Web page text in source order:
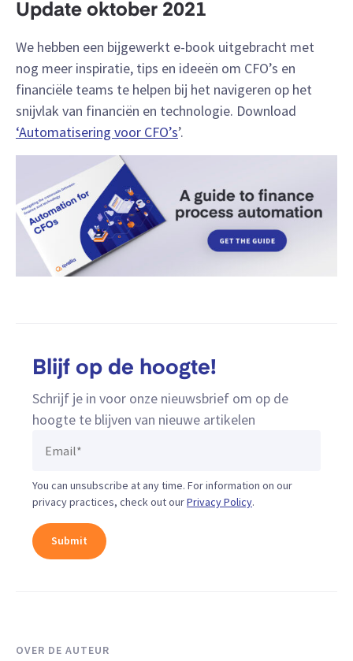
Update oktober 2021
We hebben een bijgewerkt e-book uitgebracht met
nog meer inspiratie, tips en ideeën om CFO’s en
financiële teams te helpen bij het navigeren op het
snijvlak van financiën en technologie. Download
‘Automatisering voor CFO’s’.
Blijf op de hoogte!
Schrijf je in voor onze nieuwsbrief om op de
hoogte te blijven van nieuwe artikelen
You can unsubscribe at any time. For information on our
privacy practices, check out ourPrivacy Policy.
OVER DE AUTEUR